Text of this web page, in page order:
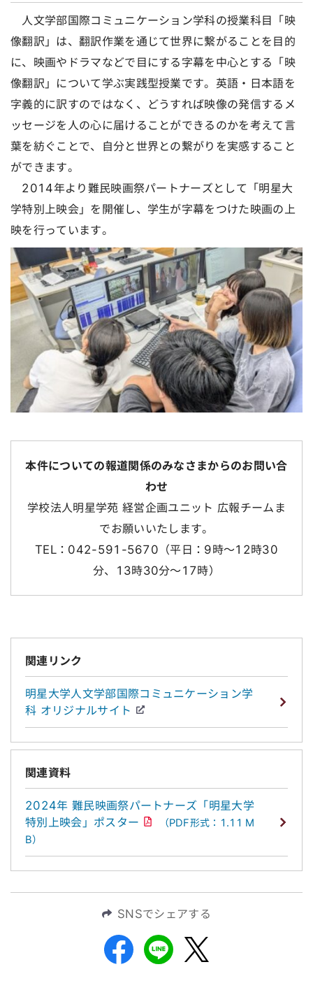
人文学部国際コミュニケーション学科の授業科目「映
像翻訳」は、翻訳作業を通じて世界に繋がることを目的
に、映画やドラマなどで目にする字幕を中心とする「映
像翻訳」について学ぶ実践型授業です。英語・日本語を
字義的に訳すのではなく、どうすれば映像の発信するメ
ッセージを人の心に届けることができるのかを考えて言
葉を紡ぐことで、自分と世界との繋がりを実感すること
ができます。
2014年より難民映画祭パートナーズとして「明星大
学特別上映会」を開催し、学生が字幕をつけた映画の上
映を行っています。
本件についての報道関係のみなさまからのお問い合
わせ
学校法人明星学苑 経営企画ユニット 広報チームま
でお願いいたします。
TEL：042-591-5670（平日：9時～12時30
分、13時30分～17時）
関連リンク
明星大学人文学部国際コミュニケーション学
科 オリジナルサイト
関連資料
2024年 難民映画祭パートナーズ「明星大学
特別上映会」ポスター
（PDF形式：1.11 M
B）
SNSでシェアする